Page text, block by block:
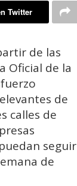
Twitter
de las
Oficial de la
de
calles de
seguir
de